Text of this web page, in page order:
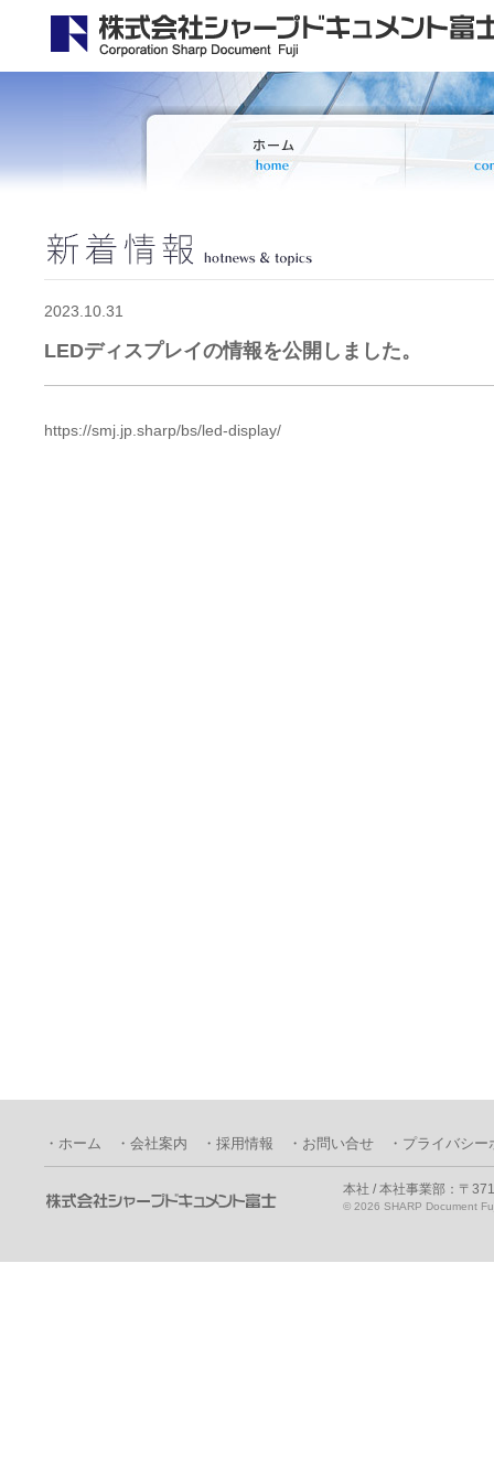
2023.10.31
LEDディスプレイの情報を公開しました。
https://smj.jp.sharp/bs/led-display/
・ホーム ・会社案内 ・採用情報 ・お問い合せ ・プライバシ
本社 / 本社事業部：〒
© 2026 SHARP Document